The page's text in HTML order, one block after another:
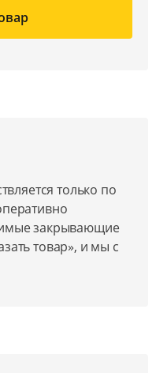
только по
закрывающие
товар», и мы с